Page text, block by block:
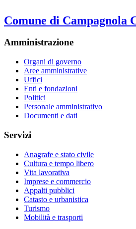
Comune di Campagnola
Amministrazione
Organi di governo
Aree amministrative
Uffici
Enti e fondazioni
Politici
Personale amministrativo
Documenti e dati
Servizi
Anagrafe e stato civile
Cultura e tempo libero
Vita lavorativa
Imprese e commercio
Appalti pubblici
Catasto e urbanistica
Turismo
Mobilità e trasporti